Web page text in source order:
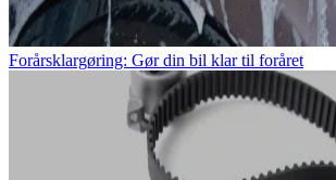
Forårsklargøring: Gør din bil klar til foråret